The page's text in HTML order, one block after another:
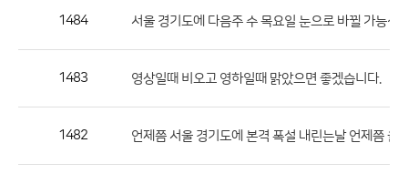
호,
1484 서울 경기도에 다음주 수 목요일 눈으로 바뀔 가능성
1483 영상일때 비오고 영하일때 맑았으면 좋겠습니다.
1482 언제쯤 서울 경기도에 본격 폭설 내린는날 언제쯤 올